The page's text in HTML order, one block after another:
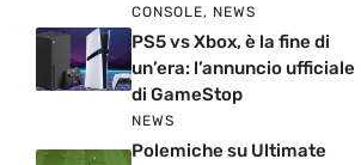
CONSOLE, NEWS
PS5 vs Xbox, è la fine di
un’era: l’annuncio ufficiale
di GameStop
NEWS
Polemiche su Ultimate